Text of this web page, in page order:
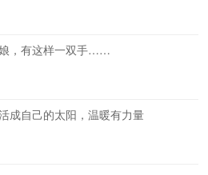
，有这样一双手……
成自己的太阳，温暖有力量